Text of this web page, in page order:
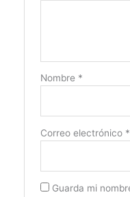
Nombre *
Correo electrónico *
Guarda mi